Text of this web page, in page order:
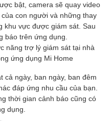
bật, camera sẽ quay video
con người và những thay
khu vực được giám sát. Sau
báo trên ứng dụng.
năng trợ lý giám sát tại nhà
ứng dụng Mi Home
cả ngày, ban ngày, ban đêm
đáp ứng nhu cầu của bạn.
thời gian cảnh báo cũng có
dụng.